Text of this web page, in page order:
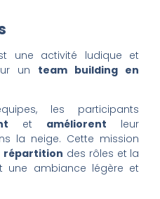
une activité ludique et
un team building en
les participants
et améliorent leur
la neige. Cette mission
répartition des rôles et la
ambiance légère et